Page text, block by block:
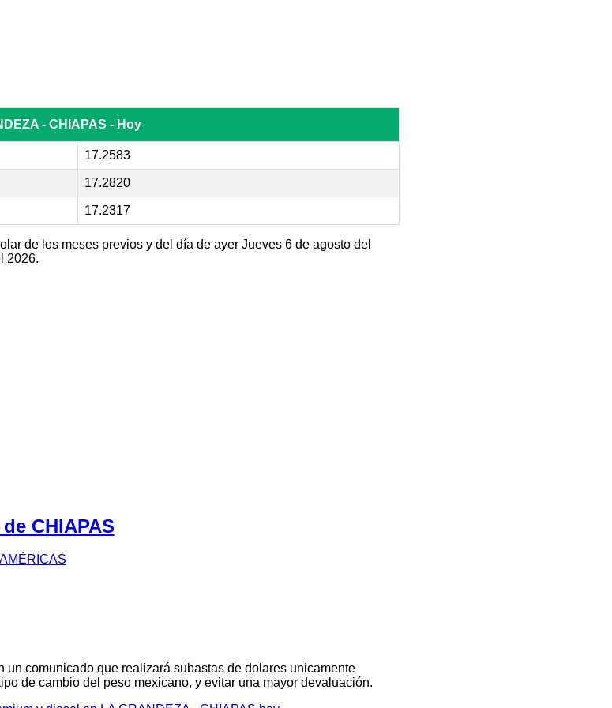
- CHIAPAS - Hoy
17.2583
17.2820
17.2317
de los meses previos y del día de ayer Jueves 6 de agosto del
2026.
CHIAPAS
un comunicado que realizará subastas de dolares unicamente
de cambio del peso mexicano, y evitar una mayor devaluación.